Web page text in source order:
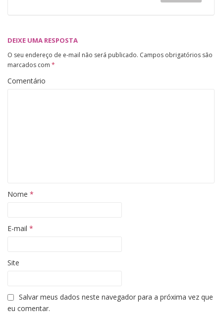
DEIXE UMA RESPOSTA
O seu endereço de e-mail não será publicado. Campos obrigatórios são
marcados com *
Comentário
Nome *
E-mail *
Site
Salvar meus dados neste navegador para a próxima vez que
eu comentar.